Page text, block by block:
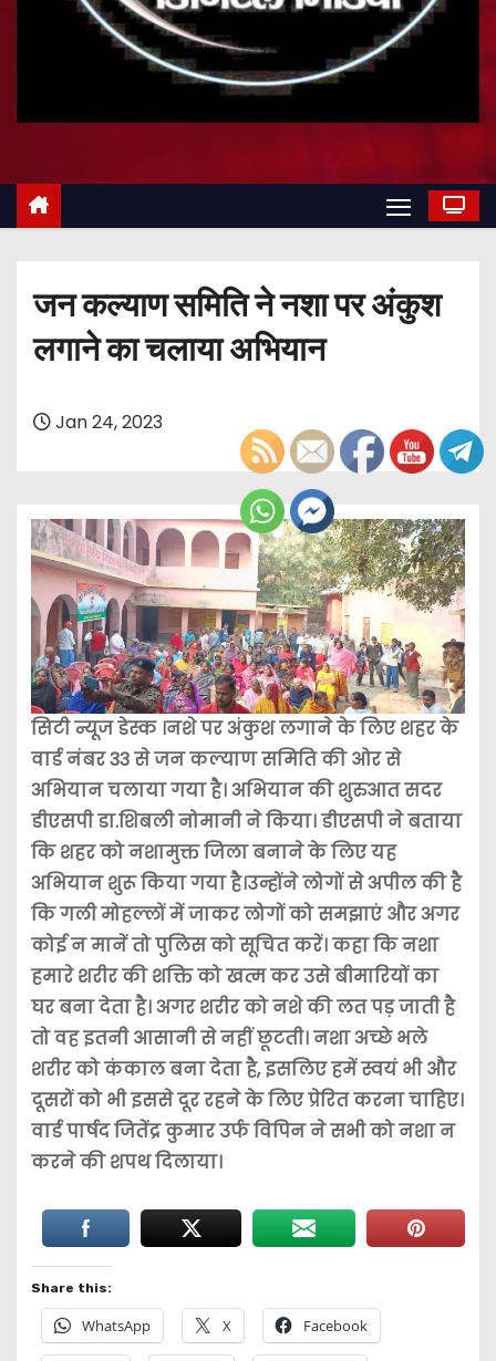
जन कल्याण समिति ने नशा पर अंकुश
लगाने का चलाया अभियान
Jan 24, 2023
सिटी न्यूज डेस्क ।नशे पर अंकुश लगाने के लिए शहर के
वार्ड नंबर 33 से जन कल्याण समिति की ओर से
अभियान चलाया गया है। अभियान की शुरुआत सदर
डीएसपी डा.शिबली नोमानी ने किया। डीएसपी ने बताया
कि शहर को नशामुक्त जिला बनाने के लिए यह
अभियान शुरू किया गया है।उन्होंने लोगों से अपील की है
कि गली मोहल्लों में जाकर लोगों को समझाएं और अगर
कोई न मानें तो पुलिस को सूचित करें। कहा कि नशा
हमारे शरीर की शक्ति को खत्म कर उसे बीमारियों का
घर बना देता है। अगर शरीर को नशे की लत पड़ जाती है
तो वह इतनी आसानी से नहीं छूटती। नशा अच्छे भले
शरीर को कंकाल बना देता है, इसलिए हमें स्वयं भी और
दूसरों को भी इससे दूर रहने के लिए प्रेरित करना चाहिए।
वार्ड पार्षद जितेंद्र कुमार उर्फ विपिन ने सभी को नशा न
करने की शपथ दिलाया।
Share this:
WhatsApp X Facebook